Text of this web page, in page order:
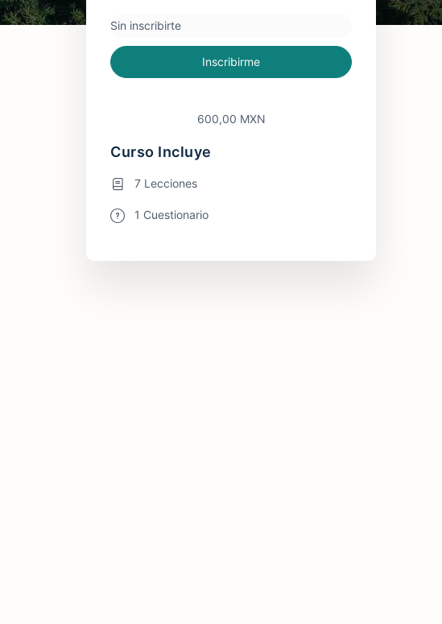
Sin inscribirte
Inscribirme
600,00 MXN
Curso Incluye
7 Lecciones
1 Cuestionario